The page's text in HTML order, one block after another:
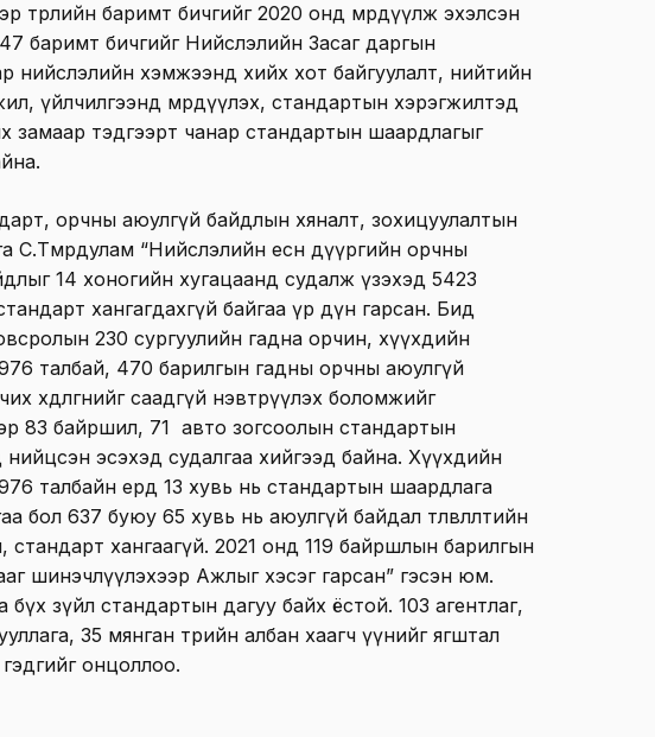
төрлийн баримт бичгийг 2020 онд мөрдүүлж эхэлсэн
баримт бичгийг Нийслэлийн Засаг даргын
нийслэлийн хэмжээнд хийх хот байгуулалт, нийтийн
үйлчилгээнд мөрдүүлэх, стандартын хэрэгжилтэд
замаар тэдгээрт чанар стандартын шаардлагыг
орчны аюулгүй байдлын хяналт, зохицуулалтын
С.Төмөрдулам “Нийслэлийн есөн дүүргийн орчны
14 хоногийн хугацаанд судалж үзэхэд 5423
хангагдахгүй байгаа үр дүн гарсан. Бид
230 сургуулийн гадна орчин, хүүхдийн
талбай, 470 барилгын гадны орчны аюулгүй
хөдөлгөөнийг саадгүй нэвтрүүлэх боломжийг
83 байршил, 71 авто зогсоолын стандартын
эсэхэд судалгаа хийгээд байна. Хүүхдийн
талбайн ердөө 13 хувь нь стандартын шаардлага
бол 637 буюу 65 хувь нь аюулгүй байдал төлөвлөлтийн
хангаагүй. 2021 онд 119 байршлын барилгын
шинэчлүүлэхээр Ажлыг хэсэг гарсан” гэсэн юм.
бүх зүйл стандартын дагуу байх ёстой. 103 агентлаг,
35 мянган төрийн албан хаагч үүнийг ягштал
гэдгийг онцоллоо.